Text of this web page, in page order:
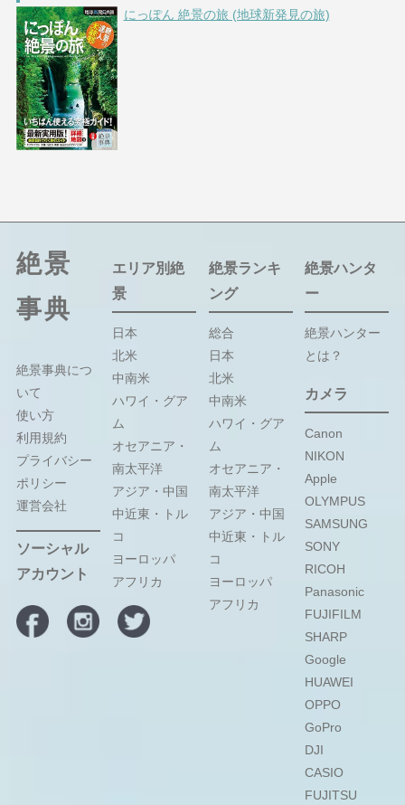
にっぽん 絶景の旅 (地球新発見の旅)
絶景
事典
絶景事典につ
いて
使い方
利用規約
プライバシー
ポリシー
運営会社
ソーシャル
アカウント
エリア別絶
景
日本
北米
中南米
ハワイ・グア
ム
オセアニア・
南太平洋
アジア・中国
中近東・トル
コ
ヨーロッパ
アフリカ
絶景ランキ
ング
総合
日本
北米
中南米
ハワイ・グア
ム
オセアニア・
南太平洋
アジア・中国
中近東・トル
コ
ヨーロッパ
アフリカ
絶景ハンタ
ー
絶景ハンター
とは？
カメラ
Canon
NIKON
Apple
OLYMPUS
SAMSUNG
SONY
RICOH
Panasonic
FUJIFILM
SHARP
Google
HUAWEI
OPPO
GoPro
DJI
CASIO
FUJITSU